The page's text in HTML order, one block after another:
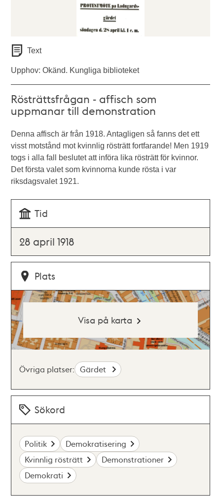
Text
Upphov: Okänd. Kungliga biblioteket
Rösträttsfrågan - affisch som
uppmanar till demonstration
Denna affisch är från 1918. Antagligen så fanns det ett
visst motstånd mot kvinnlig rösträtt fortfarande! Men 1919
togs i alla fall beslutet att införa lika rösträtt för kvinnor.
Det första valet som kvinnorna kunde rösta i var
riksdagsvalet 1921.
Tid
28 april 1918
Plats
Visa på karta
Övriga platser: Gärdet
Sökord
Politik
Demokratisering
Kvinnlig rösträtt
Demonstrationer
Demokrati